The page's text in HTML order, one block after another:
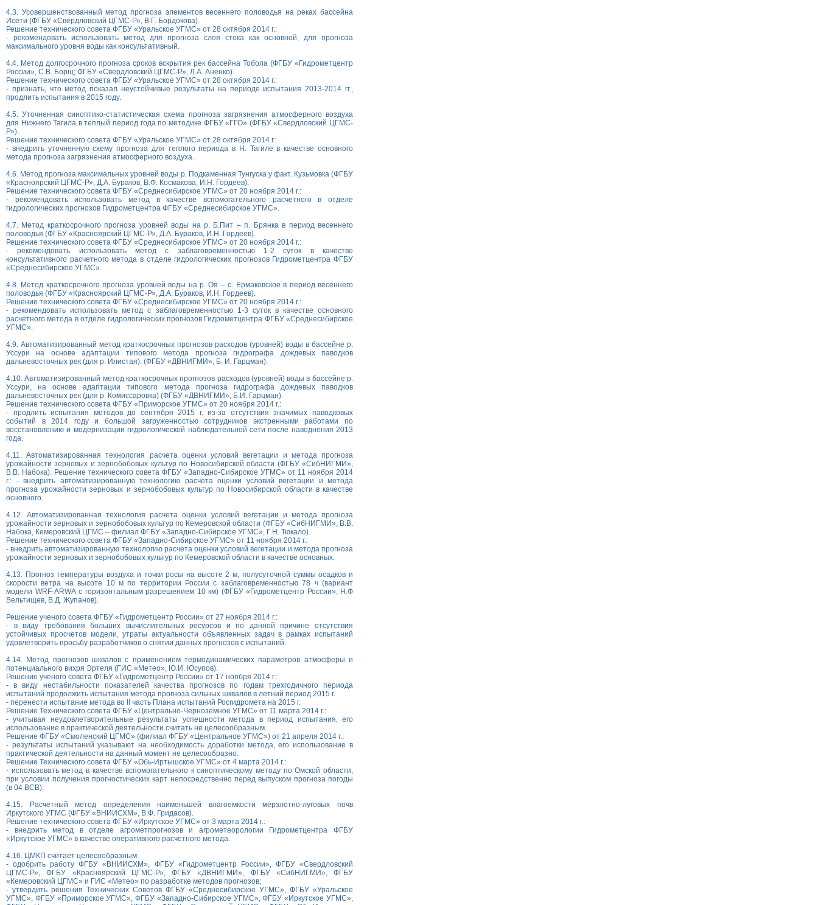
4.3. Усовершенствованный метод прогноза элементов весеннего половодья на реках бассейна
Исети (ФГБУ «Свердловский ЦГМС-Р», В.Г. Бордокова).
Решение технического совета ФГБУ «Уральское УГМС» от 28 октября 2014 г.:
- рекомендовать использовать метод для прогноза слоя стока как основной, для прогноза
максимального уровня воды как консультативный.
4.4. Метод долгосрочного прогноза сроков вскрытия рек бассейна Тобола (ФГБУ «Гидрометцентр
России», С.В. Борщ; ФГБУ «Свердловский ЦГМС-Р», Л.А. Аненко).
Решение технического совета ФГБУ «Уральское УГМС» от 28 октября 2014 г.:
- признать, что метод показал неустойчивые результаты на периоде испытания 2013-2014 гг.,
продлить испытания в 2015 году.
4.5. Уточненная синоптико-статистическая схема прогноза загрязнения атмосферного воздуха
для Нижнего Тагила в теплый период года по методике ФГБУ «ГГО» (ФГБУ «Свердловский ЦГМС-
Р»).
Решение технического совета ФГБУ «Уральское УГМС» от 28 октября 2014 г.:
- внедрить уточненную схему прогноза для теплого периода в Н. Тагиле в качестве основного
метода прогноза загрязнения атмосферного воздуха.
4.6. Метод прогноза максимальных уровней воды р. Подкаменная Тунгуска у факт. Кузьмовка (ФГБУ
«Красноярский ЦГМС-Р», Д.А. Бураков, В.Ф. Космакова, И.Н. Гордеев).
Решение технического совета ФГБУ «Среднесибирское УГМС» от 20 ноября 2014 г.:
- рекомендовать использовать метод в качестве вспомогательного расчетного в отделе
гидрологических прогнозов Гидрометцентра ФГБУ «Среднесибирское УГМС».
4.7. Метод краткосрочного прогноза уровней воды на р. Б.Пит – п. Брянка в период весеннего
половодья (ФГБУ «Красноярский ЦГМС-Р», Д.А. Бураков, И.Н. Гордеев).
Решение технического совета ФГБУ «Среднесибирское УГМС» от 20 ноября 2014 г.:
- рекомендовать использовать метод с заблаговременностью 1-2 суток в качестве
консультативного расчетного метода в отделе гидрологических прогнозов Гидрометцентра ФГБУ
«Среднесибирское УГМС».
4.8. Метод краткосрочного прогноза уровней воды на р. Оя – с. Ермаковское в период весеннего
половодья (ФГБУ «Красноярский ЦГМС-Р», Д.А. Бураков, И.Н. Гордеев).
Решение технического совета ФГБУ «Среднесибирское УГМС» от 20 ноября 2014 г.:
- рекомендовать использовать метод с заблаговременностью 1-3 суток в качестве основного
расчетного метода в отделе гидрологических прогнозов Гидрометцентра ФГБУ «Среднесибирское
УГМС».
4.9. Автоматизированный метод краткосрочных прогнозов расходов (уровней) воды в бассейне р.
Уссури на основе адаптации типового метода прогноза гидрографа дождевых паводков
дальневосточных рек (для р. Илистая). (ФГБУ «ДВНИГМИ», Б. И. Гарцман).
4.10. Автоматизированный метод краткосрочных прогнозов расходов (уровней) воды в бассейне р.
Уссури, на основе адаптации типового метода прогноза гидрографа дождевых паводков
дальневосточных рек (для р. Комиссаровка) (ФГБУ «ДВНИГМИ», Б.И. Гарцман).
Решение технического совета ФГБУ «Приморское УГМС» от 20 ноября 2014 г.:
- продлить испытания методов до сентября 2015 г. из-за отсутствия значимых паводковых
событий в 2014 году и большой загруженностью сотрудников экстренными работами по
восстановлению и модернизации гидрологической наблюдательной сети после наводнения 2013
года.
4.11. Автоматизированная технология расчета оценки условий вегетации и метода прогноза
урожайности зерновых и зернобобовых культур по Новосибирской области (ФГБУ «СибНИГМИ»,
В.В. Набока). Решение технического совета ФГБУ «Западно-Сибирское УГМС» от 11 ноября 2014
г.: - внедрить автоматизированную технологию расчета оценки условий вегетации и метода
прогноза урожайности зерновых и зернобобовых культур по Новосибирской области в качестве
основного.
4.12. Автоматизированная технология расчета оценки условий вегетации и метода прогноза
урожайности зерновых и зернобобовых культур по Кемеровской области (ФГБУ «СибНИГМИ», В.В.
Набока, Кемеровский ЦГМС – филиал ФГБУ «Западно-Сибирское УГМС», Г.Н. Тюкало).
Решение технического совета ФГБУ «Западно-Сибирское УГМС» от 11 ноября 2014 г.:
- внедрить автоматизированную технологию расчета оценки условий вегетации и метода прогноза
урожайности зерновых и зернобобовых культур по Кемеровской области в качестве основных.
4.13. Прогноз температуры воздуха и точки росы на высоте 2 м, полусуточной суммы осадков и
скорости ветра на высоте 10 м по территории России с заблаговременностью 78 ч (вариант
модели WRF-ARWА c горизонтальным разрешением 10 км) (ФГБУ «Гидрометцентр России», Н.Ф
Вельтищев, В.Д. Жупанов).
Решение ученого совета ФГБУ «Гидрометцентр России» от 27 ноября 2014 г.:
- в виду требования больших вычислительных ресурсов и по данной причине отсутствия
устойчивых просчетов модели, утраты актуальности объявленных задач в рамках испытаний
удовлетворить просьбу разработчиков о снятии данных прогнозов с испытаний.
4.14. Метод прогнозов шквалов c применением термодинамических параметров атмосферы и
потенциального вихря Эртеля (ГИС «Метео», Ю.И. Юсупов).
Решение ученого совета ФГБУ «Гидрометцентр России» от 17 ноября 2014 г.:
- в виду нестабильности показателей качества прогнозов по годам трехгодичного периода
испытаний продолжить испытания метода прогноза сильных шквалов в летний период 2015 г.
- перенести испытание метода во II часть Плана испытаний Росгидромета на 2015 г.
Решение Технического совета ФГБУ «Центрально-Черноземное УГМС» от 11 марта 2014 г.:
- учитывая неудовлетворительные результаты успешности метода в период испытания, его
использование в практической деятельности считать не целесообразным.
Решение ФГБУ «Смоленский ЦГМС» (филиал ФГБУ «Центральное УГМС») от 21 апреля 2014 г.:
- результаты испытаний указывают на необходимость доработки метода, его использование в
практической деятельности на данный момент не целесообразно.
Решение Технического совета ФГБУ «Обь-Иртышское УГМС» от 4 марта 2014 г.:
- использовать метод в качестве вспомогательного к синоптическому методу по Омской области,
при условии получения прогностических карт непосредственно перед выпуском прогноза погоды
(в 04 ВСВ).
4.15. Расчетный метод определения наименьшей влагоемкости мерзлотно-луговых почв
Иркутского УГМС (ФГБУ «ВНИИСХМ», В.Ф. Гридасов).
Решение технического совета ФГБУ «Иркутское УГМС» от 3 марта 2014 г.:
- внедрить метод в отделе агрометпрогнозов и агрометеорологии Гидрометцентра ФГБУ
«Иркутское УГМС» в качестве оперативного расчетного метода.
4.16. ЦМКП считает целесообразным:
- одобрить работу ФГБУ «ВНИИСХМ», ФГБУ «Гидрометцентр России», ФГБУ «Свердловский
ЦГМС-Р», ФГБУ «Красноярский ЦГМС-Р», ФГБУ «ДВНИГМИ», ФГБУ «СибНИГМИ», ФГБУ
«Кемеровский ЦГМС» и ГИС «Метео» по разработке методов прогнозов;
- утвердить решения Технических Советов ФГБУ «Среднесибирское УГМС», ФГБУ «Уральское
УГМС», ФГБУ «Приморское УГМС», ФГБУ «Западно-Сибирское УГМС», ФГБУ «Иркутское УГМС»,